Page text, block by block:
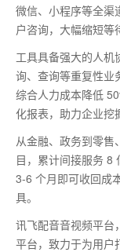
微信、小程序等全渠
户咨询，大幅缩短等
工具具备强大的人机
询、查询等重复性业
综合人力成本降低
化报表，助力企业挖
从金融、政务到零售
目，累计间接服务 8
3-6 个月即可收回成
具。
讯飞配音音视频平台
平台，致力于为用户